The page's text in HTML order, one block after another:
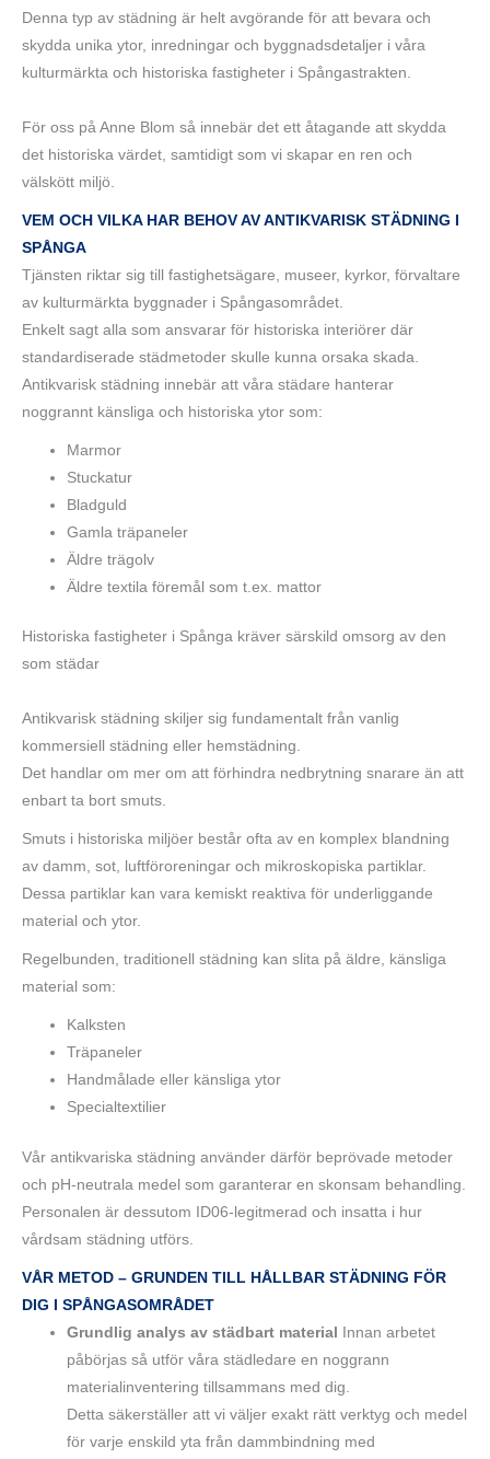
Denna typ av städning är helt avgörande för att bevara och
skydda unika ytor, inredningar och byggnadsdetaljer i våra
kulturmärkta och historiska fastigheter i Spångastrakten.
För oss på Anne Blom så innebär det ett åtagande att skydda
det historiska värdet, samtidigt som vi skapar en ren och
välskött miljö.
VEM OCH VILKA HAR BEHOV AV ANTIKVARISK STÄDNING I
SPÅNGA
Tjänsten riktar sig till fastighetsägare, museer, kyrkor, förvaltare
av kulturmärkta byggnader i Spångasområdet.
Enkelt sagt alla som ansvarar för historiska interiörer där
standardiserade städmetoder skulle kunna orsaka skada.
Antikvarisk städning innebär att våra städare hanterar
noggrannt känsliga och historiska ytor som:
Marmor
Stuckatur
Bladguld
Gamla träpaneler
Äldre trägolv
Äldre textila föremål som t.ex. mattor
Historiska fastigheter i Spånga kräver särskild omsorg av den
som städar
Antikvarisk städning skiljer sig fundamentalt från vanlig
kommersiell städning eller hemstädning.
Det handlar om mer om att förhindra nedbrytning snarare än att
enbart ta bort smuts.
Smuts i historiska miljöer består ofta av en komplex blandning
av damm, sot, luftföroreningar och mikroskopiska partiklar.
Dessa partiklar kan vara kemiskt reaktiva för underliggande
material och ytor.
Regelbunden, traditionell städning kan slita på äldre, känsliga
material som:
Kalksten
Träpaneler
Handmålade eller känsliga ytor
Specialtextilier
Vår antikvariska städning använder därför beprövade metoder
och pH-neutrala medel som garanterar en skonsam behandling.
Personalen är dessutom ID06-legitmerad och insatta i hur
vårdsam städning utförs.
VÅR METOD – GRUNDEN TILL HÅLLBAR STÄDNING FÖR
DIG I SPÅNGASOMRÅDET
Grundlig analys av städbart material
Innan arbetet
påbörjas så utför våra städledare en noggrann
materialinventering tillsammans med dig.
Detta säkerställer att vi väljer exakt rätt verktyg och medel
för varje enskild yta från dammbindning med